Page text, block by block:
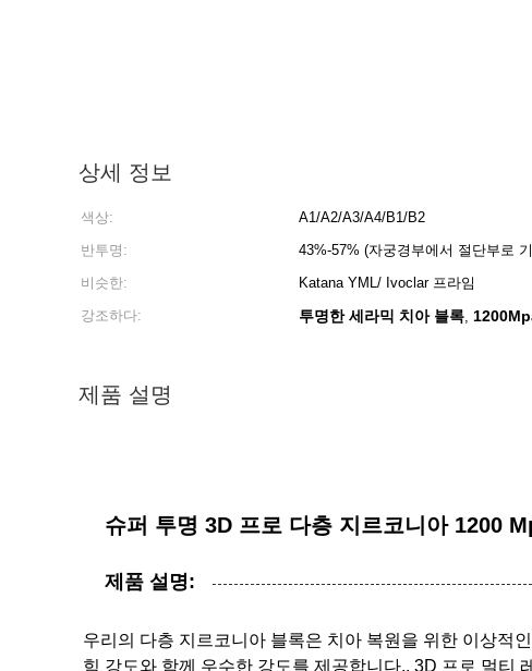
상세 정보
색상: A1/A2/A3/A4/B1/B2
반투명:
43%-57% (자궁경부에서 절단부로
비슷한:
Katana YML/ Ivoclar 프라임
강조하다:
투명한 세라믹 치아 블록,
제품 설명
슈퍼 투명 3D 프로 다층 지르코니아 1200
제품 설명:
우리의 다층 지르코니아 블록은 치아 복원을 위한 이상적
힘 강도와 함께 우수한 강도를 제공합니다., 3D 프로 멀티